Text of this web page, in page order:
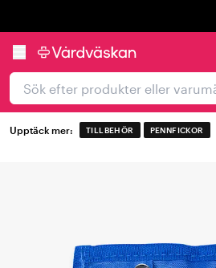
Upptäck mer: TILLBEHÖR PENNFICKOR